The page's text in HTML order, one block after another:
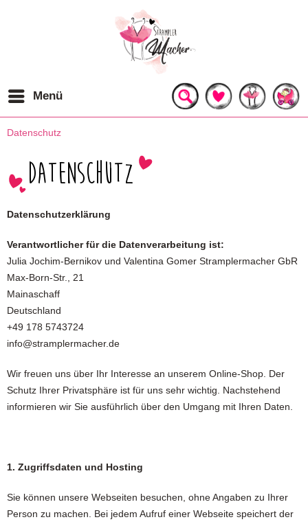
Menü
Datenschutz
Datenschutz
Datenschutzerklärung
Verantwortlicher für die Datenverarbeitung ist:
Julia Jochim-Bernikov und Valentina Gomer Stramplermacher GbR
Max-Born-Str., 21
Mainaschaff
Deutschland
+49 178 5743724
info@stramplermacher.de
Wir freuen uns über Ihr Interesse an unserem Online-Shop. Der
Schutz Ihrer Privatsphäre ist für uns sehr wichtig. Nachstehend
informieren wir Sie ausführlich über den Umgang mit Ihren Daten.
1. Zugriffsdaten und Hosting
Sie können unsere Webseiten besuchen, ohne Angaben zu Ihrer
Person zu machen. Bei jedem Aufruf einer Webseite speichert der